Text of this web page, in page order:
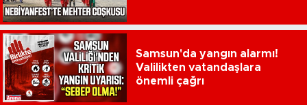
Samsun'da yangın alarmı!
Valilikten vatandaşlara
önemli çağrı